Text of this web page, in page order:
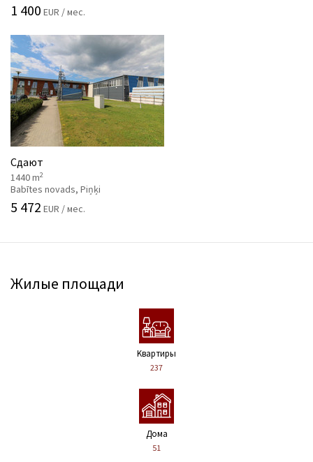
1 400 EUR / мес.
Сдают
1440 m2
Babītes novads, Piņķi
5 472 EUR / мес.
Жилые площади
Kвартиры
237
Дома
51